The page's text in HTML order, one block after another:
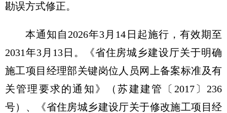
勘误方式修正。
本通知自2026年3月14日起施行，有效期至
2031年3月13日。《省住房城乡建设厅关于明确
施工项目经理部关键岗位人员网上备案标准及有
关管理要求的通知》（苏建建管〔2017〕236
号）、《省住房城乡建设厅关于修改施工项目经